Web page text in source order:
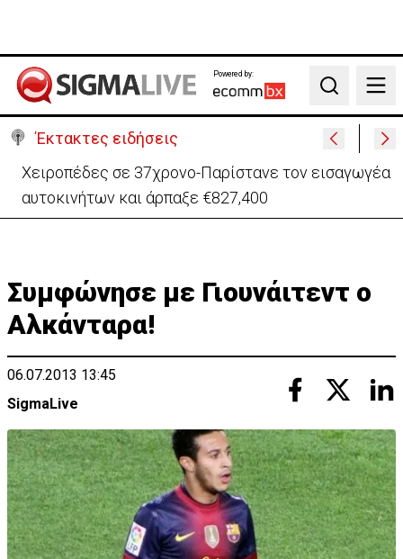
Powered by:
Search
Έκτακτες ειδήσεις
Παραμένει υπό κράτηση 44χρονος επιχειρηματίας
για υπόθεση εκβιασμών
Συμφώνησε με Γιουνάιτεντ ο
Αλκάνταρα!
06.07.2013 13:45
SigmaLive